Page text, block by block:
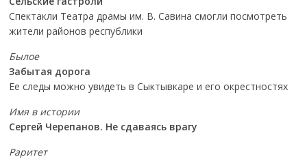
Спектакли Театра драмы им. В. Савина смогли посмотреть
жители районов республики
Былое
Забытая дорога
Ее следы можно увидеть в Сыктывкаре и его окрестностях
Имя в истории
Сергей Черепанов. Не сдаваясь врагу
Раритет